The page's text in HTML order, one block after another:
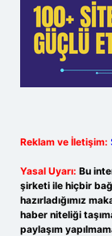
Reklam ve İletişim:
Yasal Uyarı: Bu
şirketi ile hiçbir
hazırladığımız
haber niteliği
paylaşım